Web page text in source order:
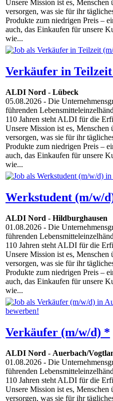
Unsere Mission ist es,
versorgen, was sie für ihr
Produkte zum niedrigen Preis –
auch, das Einkaufen für unsere
wie...
Verkäufer in
ALDI Nord - Lübeck
05.08.2026 - Die
führenden
110 Jahren steht ALDI für die
Unsere Mission ist es,
versorgen, was sie für ihr
Produkte zum niedrigen Preis –
auch, das Einkaufen für unsere
wie...
Werkstudent (m/w/
ALDI Nord - Hildburghausen
01.08.2026 - Die
führenden
110 Jahren steht ALDI für die
Unsere Mission ist es,
versorgen, was sie für ihr
Produkte zum niedrigen Preis –
auch, das Einkaufen für unsere
wie...
Verkäufer (m/w/d) *
ALDI Nord - Auerbach/
01.08.2026 - Die
führenden
110 Jahren steht ALDI für die
Unsere Mission ist es,
versorgen, was sie für ihr